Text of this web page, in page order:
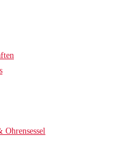
Ohrensessel